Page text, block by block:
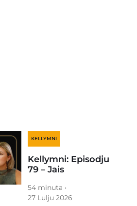
KELLYMNI
Kellymni: Episodju
79 – Jais
54 minuta •
27 Lulju 2026